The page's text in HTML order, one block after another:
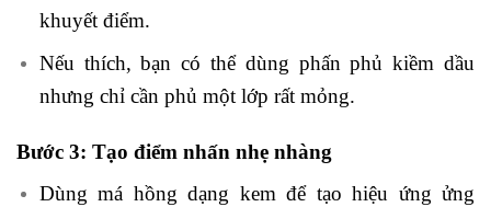
khuyết điểm.
Nếu thích, bạn có thể dùng phấn phủ kiềm dầu
nhưng chỉ cần phủ một lớp rất mỏng.
Bước 3: Tạo điểm nhấn nhẹ nhàng
Dùng má hồng dạng kem để tạo hiệu ứng ửng